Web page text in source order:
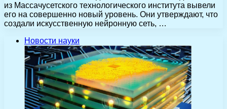
из Массачусетского технологического института вывели
его на совершенно новый уровень. Они утверждают, что
создали искусственную нейронную сеть, …
Новости науки